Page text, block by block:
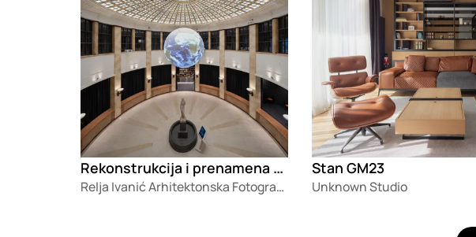
Rekonstrukcija i prenamena zgrade „Palata nauke”
Relja Ivanić Arhitektonska Fotografija
Stan GM23
Unknown Studio